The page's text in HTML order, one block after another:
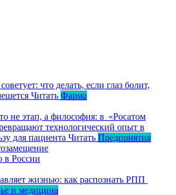
что делать, если глаз болит,
Читать Фарма
не этап, а философия: в «Росатом
технологический опыт в
для пациента Читать Предприятия
в России
жизнью: как распознать РПП
и медицина